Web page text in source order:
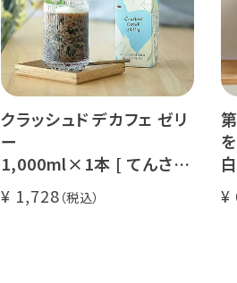
クラッシュド デカフェ ゼリ
ー
1,000ml×1本 [ てんさい
糖・食物繊維入り ]
カフェインレス コーヒー ノ
1,728
Q